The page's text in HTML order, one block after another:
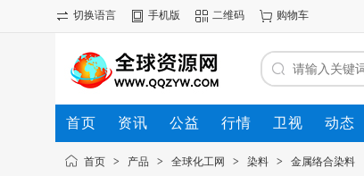
切换语言 手机版 二维码 购物车
首页 资讯 公益 行情 卫视 动态
首页 > 产品 > 全球化工网 > 染料 > 金属络合染料